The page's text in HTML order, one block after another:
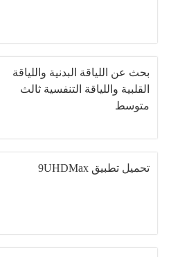
بحث عن اللياقة البدنية واللياقة
القلبية واللياقة التنفسية ثالث
متوسط
تحميل تطبيق 9UHDMax